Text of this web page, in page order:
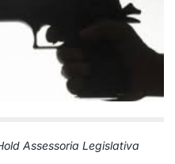
Assessoria Legislativa